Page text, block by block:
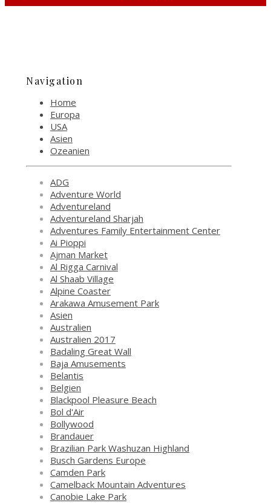
Navigation
Home
Europa
USA
Asien
Ozeanien
ADG
Adventure World
Adventureland
Adventureland Sharjah
Adventures Family Entertainment Center
Ai Pioppi
Ajman Market
Al Rigga Carnival
Al Shaab Village
Alpine Coaster
Arakawa Amusement Park
Asien
Australien
Australien 2017
Badaling Great Wall
Baja Amusements
Belantis
Belgien
Blackpool Pleasure Beach
Bol d'Air
Bollywood
Brandauer
Brazilian Park Washuzan Highland
Busch Gardens Europe
Camden Park
Camelback Mountain Adventures
Canobie Lake Park